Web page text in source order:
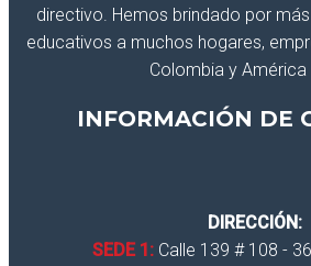
directivo. Hemos brindado por
educativos a muchos hogares,
Colombia y América
INFORMACIÓN DE
DIRECCIÓN:
SEDE 1:Calle 139 # 108 -